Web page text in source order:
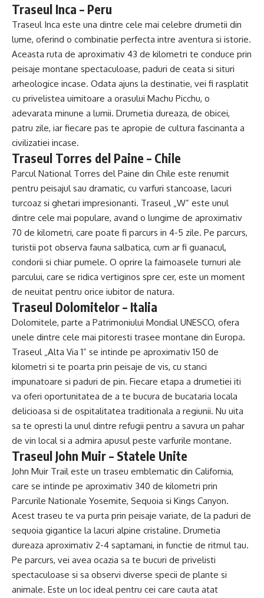
Traseul Inca – Peru
Traseul Inca este una dintre cele mai celebre drumetii din
lume, oferind o combinatie perfecta intre aventura si istorie.
Aceasta ruta de aproximativ 43 de kilometri te conduce prin
peisaje montane spectaculoase, paduri de ceata si situri
arheologice incase. Odata ajuns la destinatie, vei fi rasplatit
cu privelistea uimitoare a orasului Machu Picchu, o
adevarata minune a lumii. Drumetia dureaza, de obicei,
patru zile, iar fiecare pas te apropie de cultura fascinanta a
civilizatiei incase.
Traseul Torres del Paine – Chile
Parcul National Torres del Paine din Chile este renumit
pentru peisajul sau dramatic, cu varfuri stancoase, lacuri
turcoaz si ghetari impresionanti. Traseul „W” este unul
dintre cele mai populare, avand o lungime de aproximativ
70 de kilometri, care poate fi parcurs in 4-5 zile. Pe parcurs,
turistii pot observa fauna salbatica, cum ar fi guanacul,
condorii si chiar pumele. O oprire la faimoasele turnuri ale
parcului, care se ridica vertiginos spre cer, este un moment
de neuitat pentru orice iubitor de natura.
Traseul Dolomitelor – Italia
Dolomitele, parte a Patrimoniului Mondial UNESCO, ofera
unele dintre cele mai pitoresti trasee montane din Europa.
Traseul „Alta Via 1” se intinde pe aproximativ 150 de
kilometri si te poarta prin peisaje de vis, cu stanci
impunatoare si paduri de pin. Fiecare etapa a drumetiei iti
va oferi oportunitatea de a te bucura de bucataria locala
delicioasa si de ospitalitatea traditionala a regiunii. Nu uita
sa te opresti la unul dintre refugii pentru a savura un pahar
de vin local si a admira apusul peste varfurile montane.
Traseul John Muir – Statele Unite
John Muir Trail este un traseu emblematic din California,
care se intinde pe aproximativ 340 de kilometri prin
Parcurile Nationale Yosemite, Sequoia si Kings Canyon.
Acest traseu te va purta prin peisaje variate, de la paduri de
sequoia gigantice la lacuri alpine cristaline. Drumetia
dureaza aproximativ 2-4 saptamani, in functie de ritmul tau.
Pe parcurs, vei avea ocazia sa te bucuri de privelisti
spectaculoase si sa observi diverse specii de plante si
animale. Este un loc ideal pentru cei care cauta atat